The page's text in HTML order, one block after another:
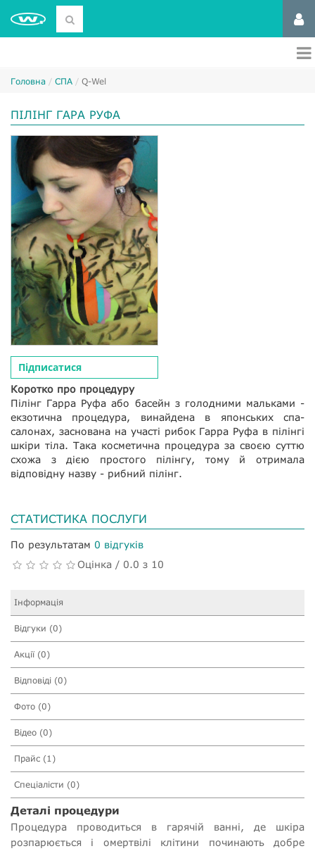
Головна СПА Q-Wel
ПІЛІНГ ГАРА РУФА
Підписатися
Коротко про процедуру
Пілінг Гарра Руфа або басейн з голодними мальками -
екзотична процедура, винайдена в японських спа-
салонах, заснована на участі рибок Гарра Руфа в пілінгі
шкіри тіла. Така косметична процедура за своєю суттю
схожа з дією простого пілінгу, тому й отримала
відповідну назву - рибний пілінг.
СТАТИСТИКА ПОСЛУГИ
По результатам 0 відгуків
Оцінка / 0.0 з 10
Інформація
Відгуки (0)
Акції (0)
Відповіді (0)
Фото (0)
Відео (0)
Прайс (1)
Спеціалісти (0)
Деталі процедури
Процедура проводиться в гарячій ванні, де шкіра
розпарюється і омертвілі клітини починають добре